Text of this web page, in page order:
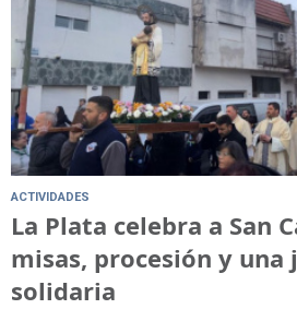
ACTIVIDADES
La Plata celebra a San
misas, procesión y una
solidaria